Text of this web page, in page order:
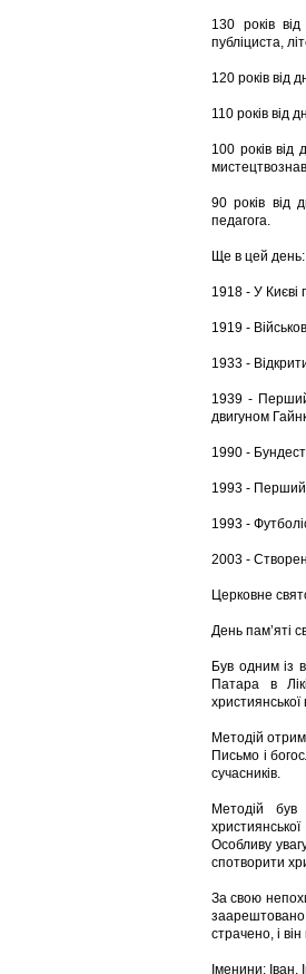
130 років
публіциста,
120 років від
110 років від
100 років від
90 років від
педагога.
Ще в цей день:
1918 - У Києві
1919 -
1933 -
1939 - Перший
двигуном
1990 -
1993 - Перший
1993 -
2003 -
Церковне
День пам’яті
Був одним із
Патара в
Методій
Письмо і
сучасників.
Методій
Особливу
спотворити
За свою
страчено, і
Іменини: Іван,